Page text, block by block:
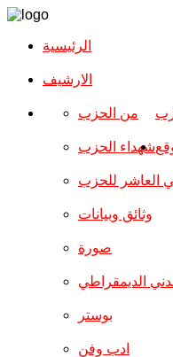
الرئيسية
الارشیف
من الحزب
شهداء الحزب
العاشر للحزب
وثائق وبيانات
صورة
الديمقراطي
بوستر
ادب وفن